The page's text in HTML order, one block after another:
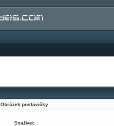
Obrázek postavičky
Snaživec